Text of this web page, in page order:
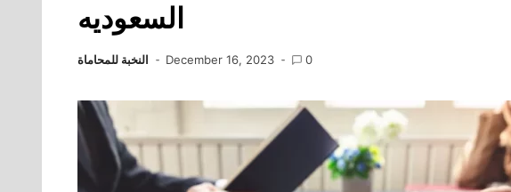
السعوديه
النخبة للمحاماة December 16, 2023 0